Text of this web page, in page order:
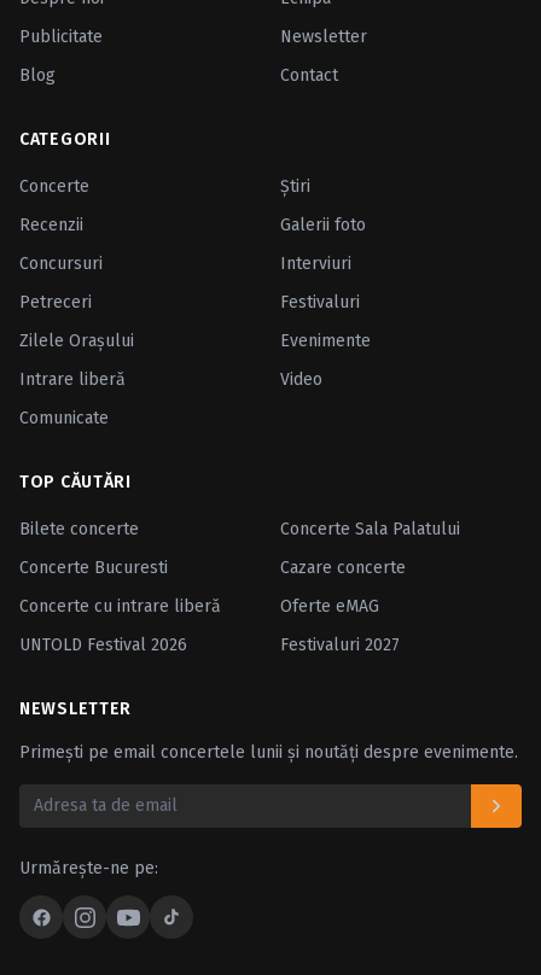
Publicitate
Newsletter
Blog
Contact
CATEGORII
Concerte
Ştiri
Recenzii
Galerii foto
Concursuri
Interviuri
Petreceri
Festivaluri
Zilele Oraşului
Evenimente
Intrare liberă
Video
Comunicate
TOP CĂUTĂRI
Bilete concerte
Concerte Sala Palatului
Concerte Bucuresti
Cazare concerte
Concerte cu intrare liberă
Oferte eMAG
UNTOLD Festival 2026
Festivaluri 2027
NEWSLETTER
Primești pe email concertele lunii și noutăți despre evenimente.
Urmărește-ne pe: